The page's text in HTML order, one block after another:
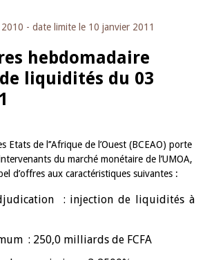
- date limite le 10 janvier 2011
hebdomadaire
liquidités du 03
Etats de l’’Afrique de l’Ouest (BCEAO) porte
du marché monétaire de l’UMOA,
d’offres aux caractéristiques suivantes :
: injection de liquidités à
: 250,0 milliards de FCFA